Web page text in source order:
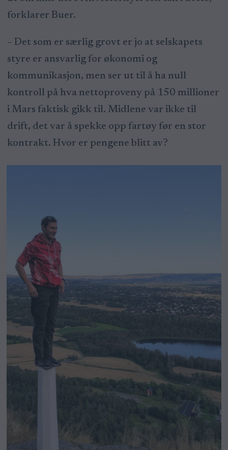
forklarer Buer.
– Det som er særlig grovt er jo at selskapets
styre er ansvarlig for økonomi og
kommunikasjon, men ser ut til å ha null
kontroll på hva nettoproveny på 150 millioner
i Mars faktisk gikk til. Midlene var ikke til
drift, det var å spekke opp fartøy før en stor
kontrakt. Hvor er pengene blitt av?